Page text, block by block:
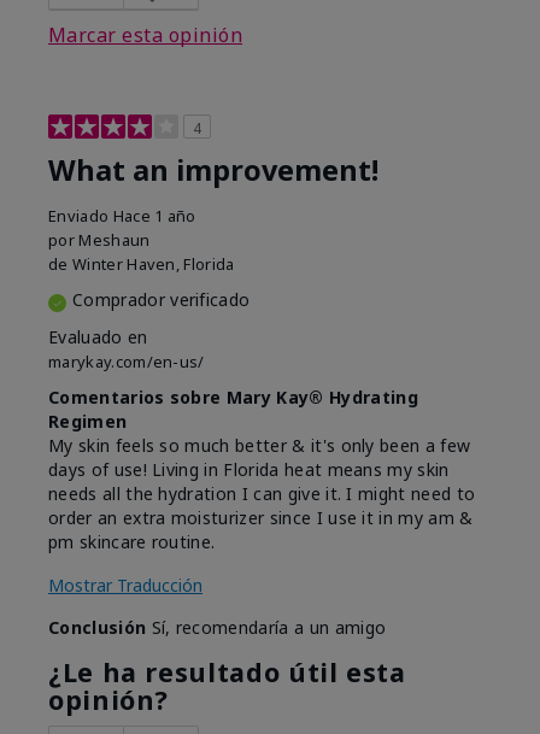
Marcar esta opinión
4
What an improvement!
Enviado Hace 1 año
por Meshaun
de Winter Haven, Florida
Comprador verificado
Evaluado en
marykay.com/en-us/
Comentarios sobre Mary Kay® Hydrating
Regimen
My skin feels so much better & it's only been a few
days of use! Living in Florida heat means my skin
needs all the hydration I can give it. I might need to
order an extra moisturizer since I use it in my am &
pm skincare routine.
Mostrar Traducción
Conclusión Sí, recomendaría a un amigo
¿Le ha resultado útil esta
opinión?